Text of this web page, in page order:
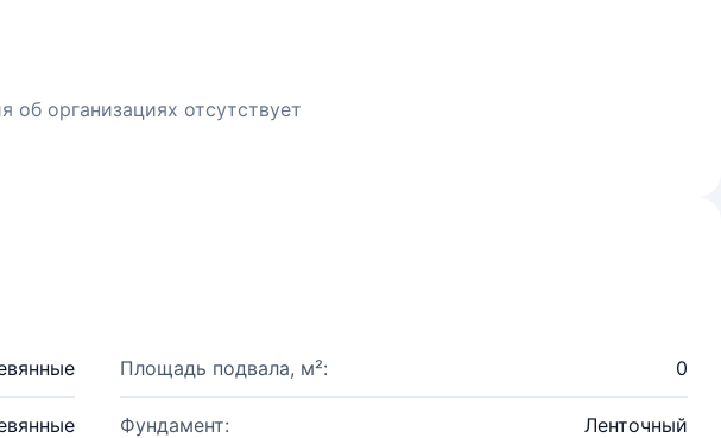
об организациях отсутствует
Площадь подвала, м²: 0
Фундамент: Ленточный